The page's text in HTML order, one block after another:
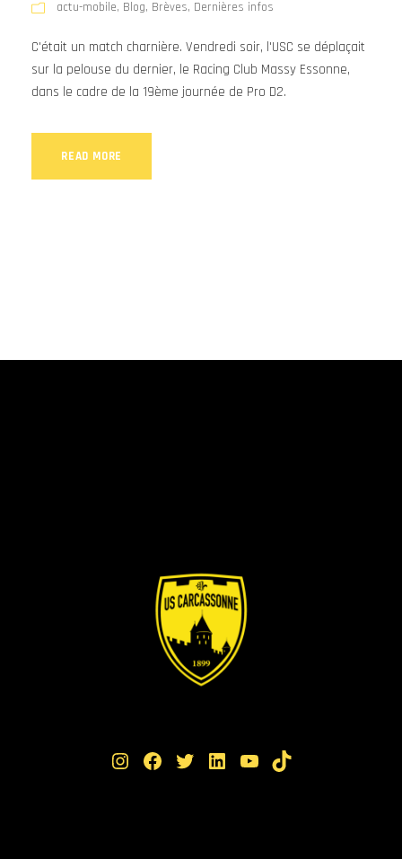
actu-mobile, Blog, Brèves, Dernières infos
C'était un match charnière. Vendredi soir, l'USC se déplaçait
sur la pelouse du dernier, le Racing Club Massy Essonne,
dans le cadre de la 19ème journée de Pro D2.
READ MORE
Instagram Facebook Twitter LinkedIn YouTube TikTok